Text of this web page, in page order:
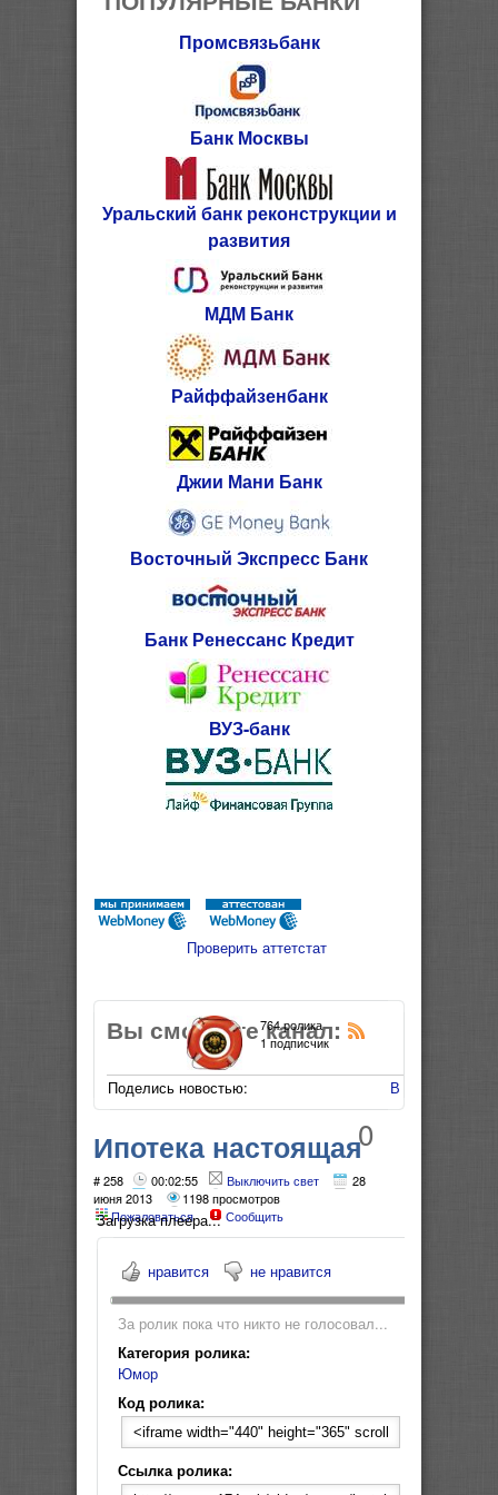
Промсвязьбанк
Банк Москвы
Уральский банк реконструкции и
развития
МДМ Банк
Райффайзенбанк
Джии Мани Банк
Восточный Экспресс Банк
Банк Ренессанс Кредит
ВУЗ-банк
Проверить аттетстат
Вы смотрите канал:
Поделись новостью: В Мой Мир
764 ролика
1 подписчик
0
Ипотека настоящая
версия
# 258 00:02:55 Выключить свет
28
июня 2013
1198 просмотров
Пожаловаться
Сообщить
Загрузка плеера...
нравится не нравится
За ролик пока что никто не голосовал...
Категория ролика:
Юмор
Код ролика:
Ссылка ролика: